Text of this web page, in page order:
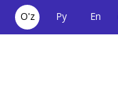
O'z Ру
En